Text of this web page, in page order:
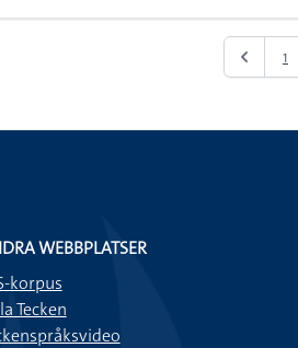
1
WEBBPLATSER
korpus
Tecken